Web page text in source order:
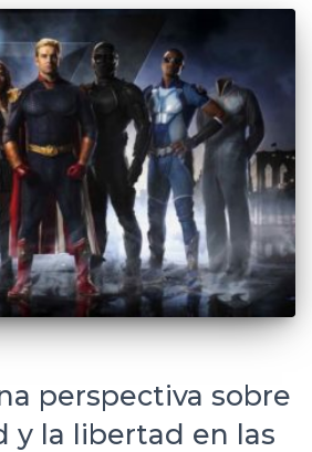
perspectiva sobre
y la libertad en las